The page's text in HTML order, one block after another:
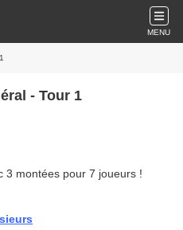
MENU
- Tour 1
3 montées pour 7 joueurs !